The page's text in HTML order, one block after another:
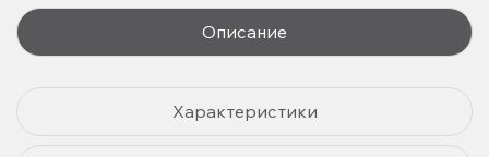
Описание
Характеристики